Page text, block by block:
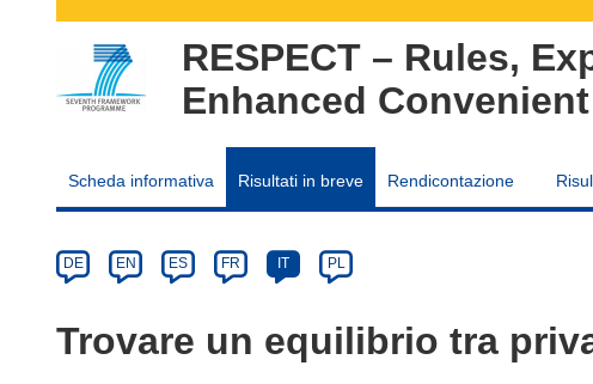
RESPECT – Rules,
Enhanced
Scheda informativa Risultati in breve Rendicontazione
Category
Article
available
DE EN ES FR IT PL
Trovare un equilibrio tra